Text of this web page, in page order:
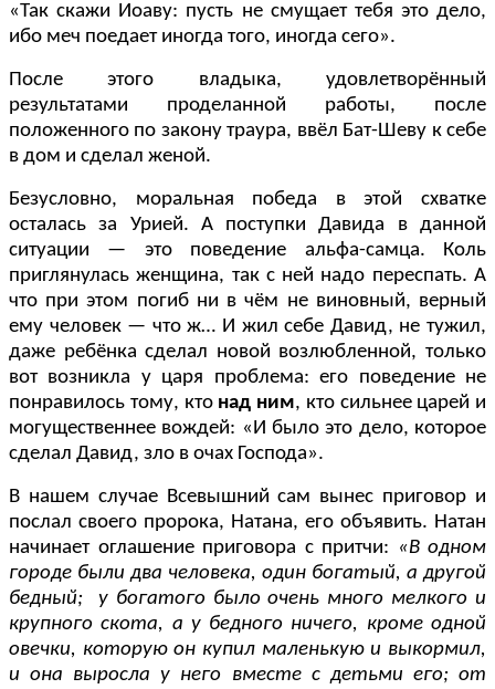
«Так скажи Иоаву: пусть не смущает тебя это дело,
ибо меч поедает иногда того, иногда сего».
После этого владыка, удовлетворённый
результатами проделанной работы, после
положенного по закону траура, ввёл Бат-Шеву к себе
в дом и сделал женой.
Безусловно, моральная победа в этой схватке
осталась за Урией. А поступки Давида в данной
ситуации — это поведение альфа-самца. Коль
приглянулась женщина, так с ней надо переспать. А
что при этом погиб ни в чём не виновный, верный
ему человек — что ж… И жил себе Давид, не тужил,
даже ребёнка сделал новой возлюбленной, только
вот возникла у царя проблема: его поведение не
понравилось тому, кто над ним, кто сильнее царей и
могущественнее вождей: «И было это дело, которое
сделал Давид, зло в очах Господа».
В нашем случае Всевышний сам вынес приговор и
послал своего пророка, Натана, его объявить. Натан
начинает оглашение приговора с притчи: «В одном
городе были два человека, один богатый, а другой
бедный; у богатого было очень много мелкого и
крупного скота, а у бедного ничего, кроме одной
овечки, которую он купил маленькую и выкормил,
и она выросла у него вместе с детьми его; от